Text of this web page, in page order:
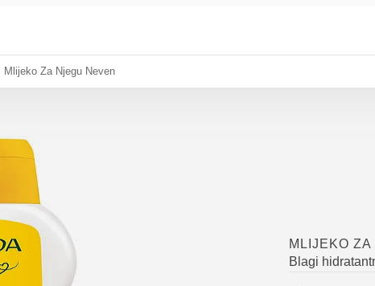
Mlijeko Za Njegu Neven
MLIJEKO
Blagi